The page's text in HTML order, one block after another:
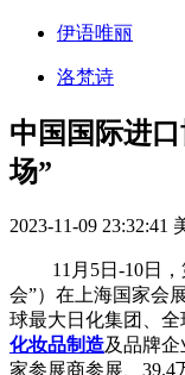
伊语唯丽
洛梵诗
中国国际进
场”
2023-11-09 23:32:41
11月5日-10日，
会”）在上海国家会
球最大日化集团、
化妆品制造及品牌
家参展商参展、39.4